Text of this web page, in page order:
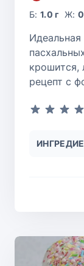
Б:1.0 г Ж:
Идеальная
крошится,
рецепт с